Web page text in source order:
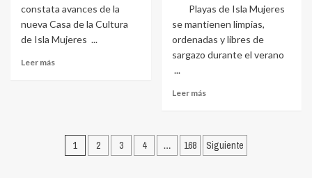
constata avances de la
nueva Casa de la Cultura
de Isla Mujeres ...
Leer más
Playas de Isla Mujeres
se mantienen limpias,
ordenadas y libres de
sargazo durante el verano
...
Leer más
Paginación
1 2 3 4 … 168 Siguiente